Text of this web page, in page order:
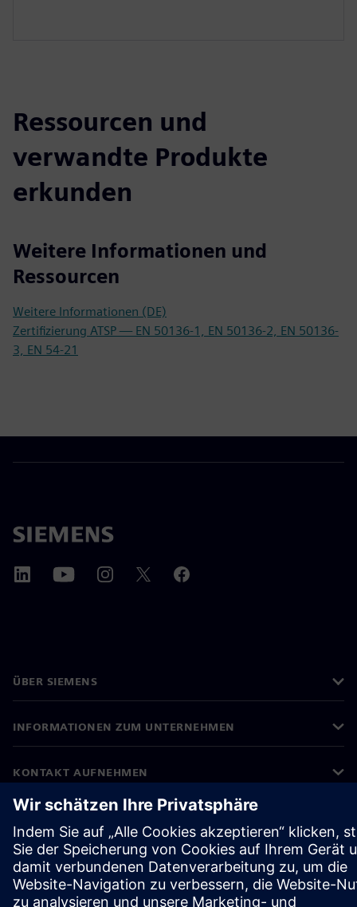
Ressourcen und
verwandte Produkte
erkunden
Weitere Informationen und
Ressourcen
Weitere Informationen (DE)
Zertifizierung ATSP — EN 50136-1, EN 50136-2, EN 50136-
3, EN 54-21
ÜBER SIEMENS
INFORMATIONEN ZUM UNTERNEHMEN
KONTAKT AUFNEHMEN
©Siemens 2026